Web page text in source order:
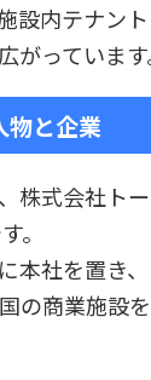
設内テナン
がっています
物と企業
株式会社ト
。
本社を置き
の商業施設